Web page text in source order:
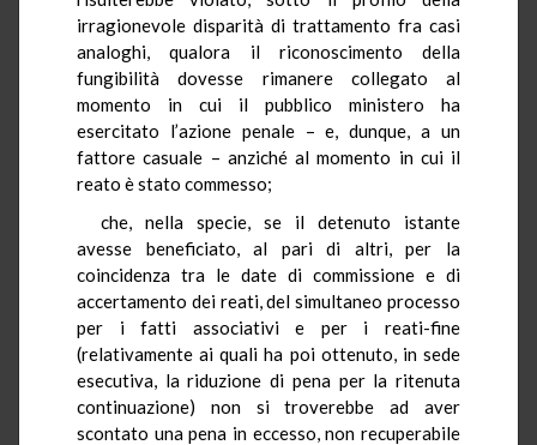
irragionevole disparità di trattamento fra casi
analoghi, qualora il riconoscimento della
fungibilità dovesse rimanere collegato al
momento in cui il pubblico ministero ha
esercitato l’azione penale – e, dunque, a un
fattore casuale – anziché al momento in cui il
reato è stato commesso;
che, nella specie, se il detenuto istante
avesse beneficiato, al pari di altri, per la
coincidenza tra le date di commissione e di
accertamento dei reati, del simultaneo processo
per i fatti associativi e per i reati-fine
(relativamente ai quali ha poi ottenuto, in sede
esecutiva, la riduzione di pena per la ritenuta
continuazione) non si troverebbe ad aver
scontato una pena in eccesso, non recuperabile